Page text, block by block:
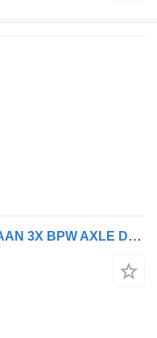
Talson F1227 CT-03 ROLLENBAAN 3X BPW AXLE DAMAGED